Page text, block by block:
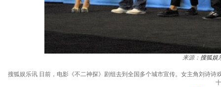
来源： 搜狐娱
搜狐娱乐讯 日前，电影《不二神探》剧组去到全国多个城市宣传。女主角刘诗